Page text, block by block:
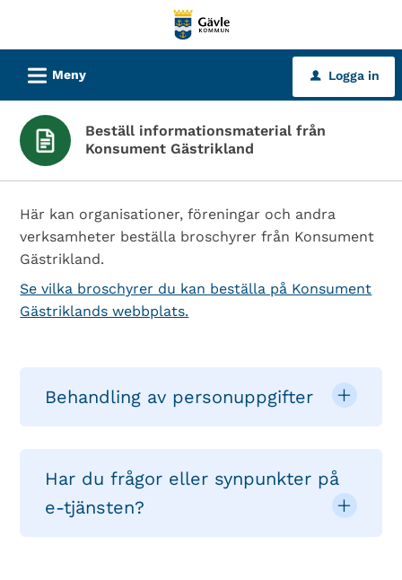
tjänster
Gävle
kommun
L Meny u Logga in
Beställ informationsmaterial från
Konsument Gästrikland
Här kan organisationer, föreningar och andra
verksamheter beställa broschyrer från Konsument
Gästrikland.
Se vilka broschyrer du kan beställa på Konsument
Gästriklands webbplats.
Behandling av personuppgifter
Har du frågor eller synpunkter på
e-tjänsten?